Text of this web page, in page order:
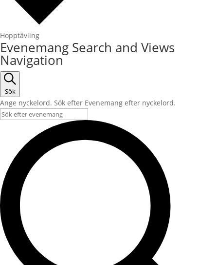
Hopptävling
Evenemang
Evenemang Search and Views
Navigation
Sök
Ange nyckelord. Sök efter Evenemang efter nyckelord.